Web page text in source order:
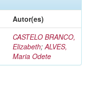
Autor(es)
CASTELO BRANCO,
Elizabeth;ALVES,
Maria Odete